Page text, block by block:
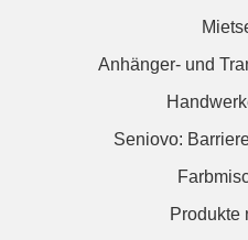
Anhänger- und
Seniovo:
Produkte